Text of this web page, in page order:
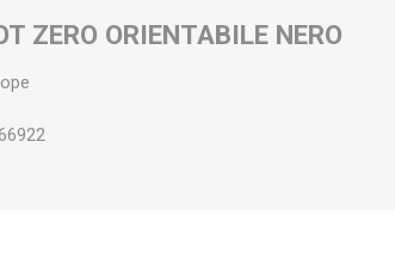
ZERO ORIENTABILE NERO